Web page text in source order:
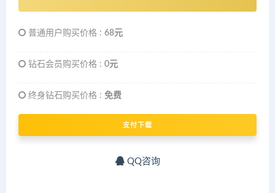
普通用户购买价格 : 68元
钻石会员购买价格 : 0元
终身钻石购买价格 : 免费
支付下载
QQ咨询